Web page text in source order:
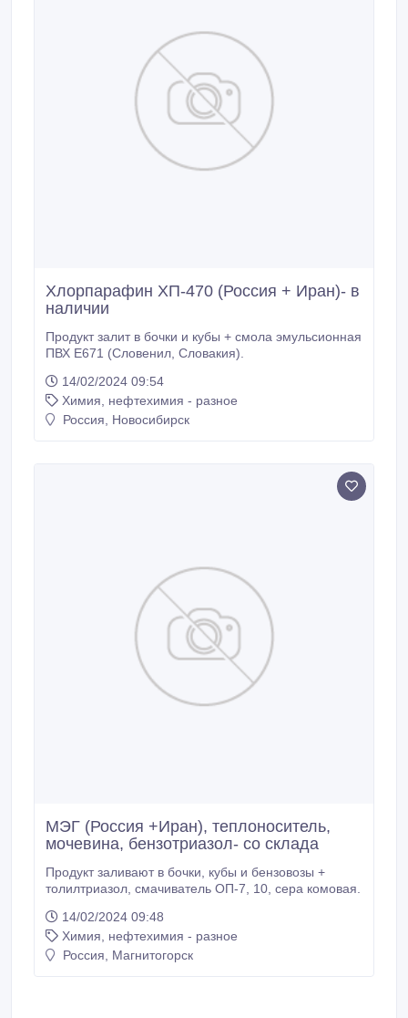
Хлорпарафин ХП-470 (Россия + Иран)- в
наличии
Продукт залит в бочки и кубы + смола эмульсионная
ПВХ Е671 (Словенил, Словакия).
14/02/2024 09:54
Химия, нефтехимия - разное
Россия, Новосибирск
МЭГ (Россия +Иран), теплоноситель,
мочевина, бензотриазол- со склада
Продукт заливают в бочки, кубы и бензовозы +
толилтриазол, смачиватель ОП-7, 10, сера комовая.
14/02/2024 09:48
Химия, нефтехимия - разное
Россия, Магнитогорск